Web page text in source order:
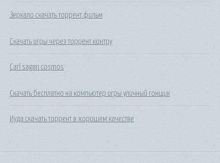
Зеркало скачать торрент фильм
Скачать игры через торрент контру
Carl sagan cosmos
Скачать бесплатно на компьютер игры уличный гонщик
Иуда скачать торрент в хорошем качестве